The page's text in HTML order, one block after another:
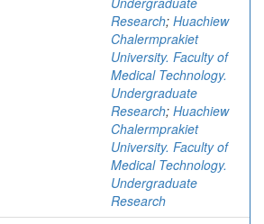
Research; Huachiew
Chalermprakiet
University. Faculty of
Medical Technology.
Undergraduate
Research; Huachiew
Chalermprakiet
University. Faculty of
Medical Technology.
Undergraduate
Research